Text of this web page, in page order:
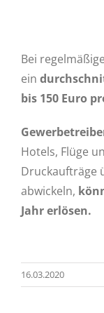
Bei
ein
bis 150 Euro
Hotels, Flüge
Druckaufträge
abwickeln,
Jahr erlösen.
16.03.2020